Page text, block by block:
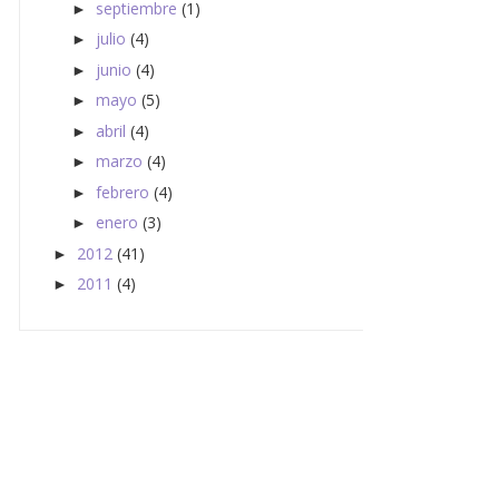
► septiembre (1)
► julio (4)
► junio (4)
► mayo (5)
► abril (4)
► marzo (4)
► febrero (4)
► enero (3)
► 2012 (41)
► 2011 (4)